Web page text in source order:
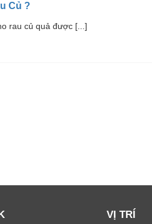
Củ ?
rau củ quả được [...]
VỊ TRÍ